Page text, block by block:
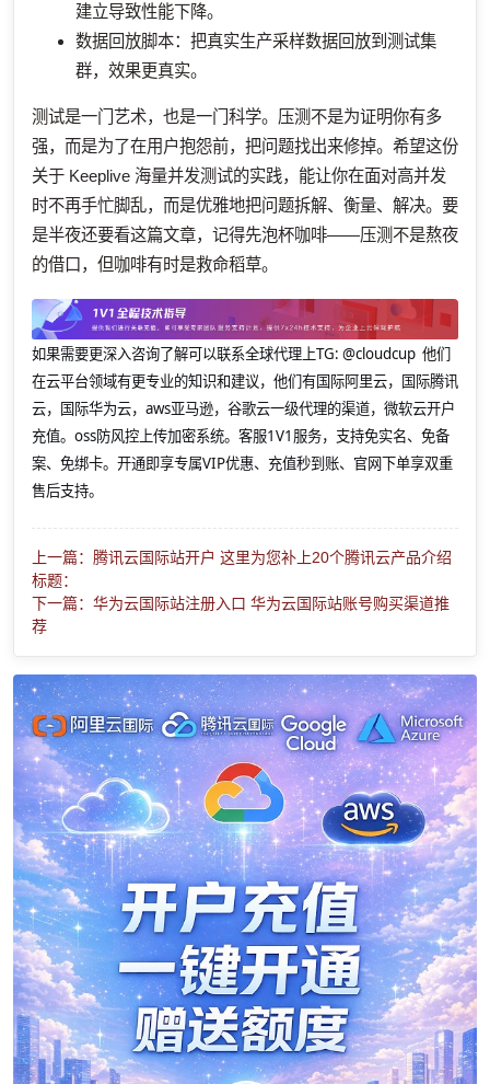
建立导致性能下降。
数据回放脚本：把真实生产采样数据回放到测试集
群，效果更真实。
测试是一门艺术，也是一门科学。压测不是为证明你有多
强，而是为了在用户抱怨前，把问题找出来修掉。希望这份
关于 Keeplive 海量并发测试的实践，能让你在面对高并发
时不再手忙脚乱，而是优雅地把问题拆解、衡量、解决。要
是半夜还要看这篇文章，记得先泡杯咖啡——压测不是熬夜
的借口，但咖啡有时是救命稻草。
如果需要更深入咨询了解可以联系全球代理上TG: @cloudcup 他们
在云平台领域有更专业的知识和建议，他们有国际阿里云，国际腾讯
云，国际华为云，aws亚马逊，谷歌云一级代理的渠道，微软云开户
充值。oss防风控上传加密系统。客服1V1服务，支持免实名、免备
案、免绑卡。开通即享专属VIP优惠、充值秒到账、官网下单享双重
售后支持。
上一篇：腾讯云国际站开户 这里为您补上20个腾讯云产品介绍
标题：
下一篇：华为云国际站注册入口 华为云国际站账号购买渠道推
荐